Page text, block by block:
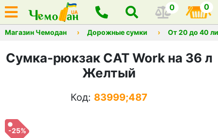
0 0
Магазин Чемодан Дорожные сумки От 20 до 40
Сумка-рюкзак CAT Work на 36 л
Желтый
Код: 83999;487
-25%